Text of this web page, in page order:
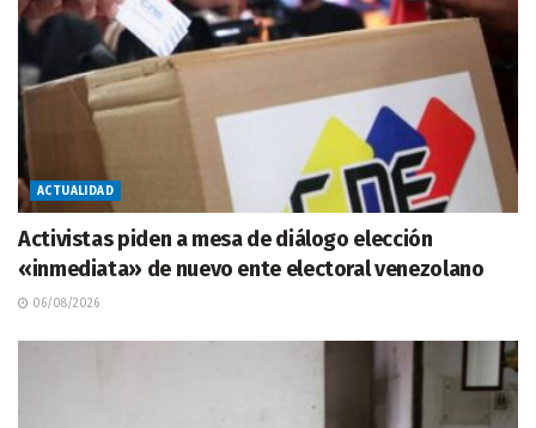
ACTUALIDAD
Activistas piden a mesa de diálogo elección
«inmediata» de nuevo ente electoral venezolano
06/08/2026